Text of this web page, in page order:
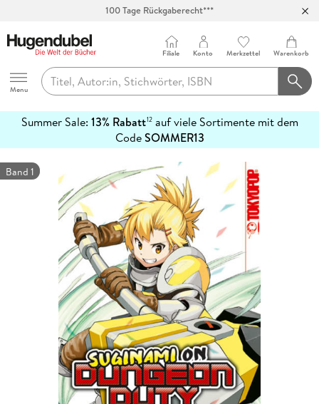
100 Tage Rückgaberecht***
Hugendubel
Menu
Filiale Konto Merkzettel Warenkorb
Summer Sale: 13% Rabatt12auf viele Sortimente mit dem
CodeSOMMER13
erfahren
Band 1